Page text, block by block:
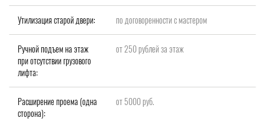
Утилизация старой двери: по договоренности с мастером
Ручной подъем на этаж
при отсутствии грузового
лифта:
от 250 рублей за этаж
Расширение проема (одна
сторона):
от 5000 руб.